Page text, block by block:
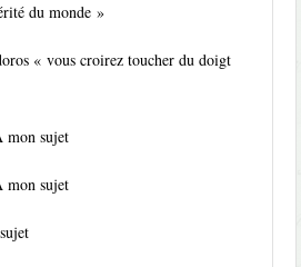
du monde »
« vous croirez toucher du doigt
mon sujet
mon sujet